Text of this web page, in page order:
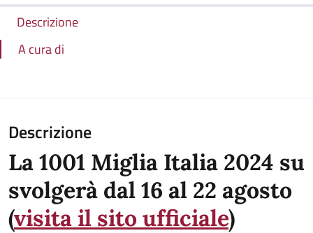
Descrizione
A cura di
Descrizione
La 1001 Miglia Italia 2024 su
svolgerà dal 16 al 22 agosto
(visita il sito ufficiale)